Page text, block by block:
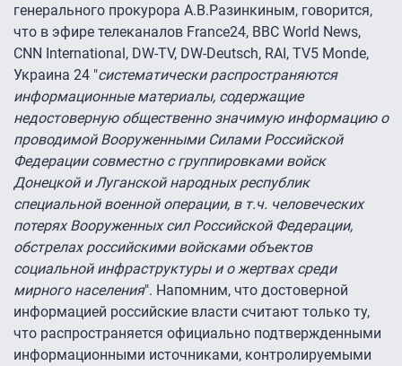
генерального прокурора А.В.Разинкиным, говорится,
что в эфире телеканалов France24, BBC World News,
CNN International, DW-TV, DW-Deutsch, RAI, TV5 Monde,
Украина 24 "систематически распространяются
информационные материалы, содержащие
недостоверную общественно значимую информацию о
проводимой Вооруженными Силами Российской
Федерации совместно с группировками войск
Донецкой и Луганской народных республик
специальной военной операции, в т.ч. человеческих
потерях Вооруженных сил Российской Федерации,
обстрелах российскими войсками объектов
социальной инфраструктуры и о жертвах среди
мирного населения". Напомним, что достоверной
информацией российские власти считают только ту,
что распространяется официально подтвержденными
информационными источниками, контролируемыми